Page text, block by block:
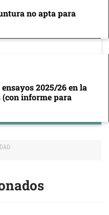
no apta para
2025/26 en la
(con informe para